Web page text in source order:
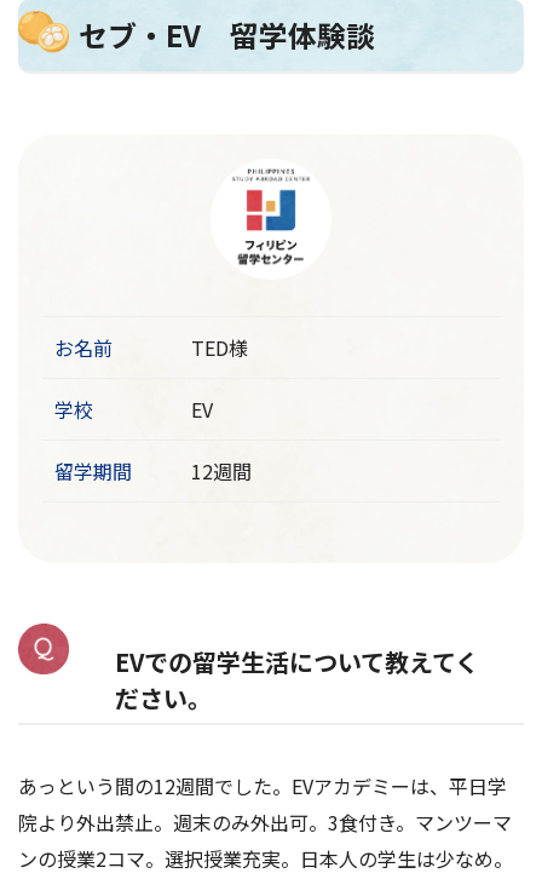
セブ・EV 留学体験談
お名前 TED様
学校 EV
留学期間 12週間
EVでの留学生活について教えてく
ださい。
あっという間の12週間でした。EVアカデミーは、平日学
院より外出禁止。週末のみ外出可。3食付き。マンツーマ
ンの授業2コマ。選択授業充実。日本人の学生は少なめ。